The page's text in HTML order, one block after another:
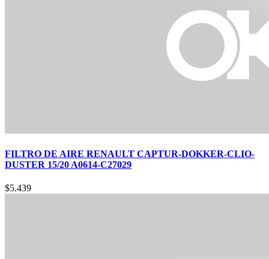
FILTRO DE AIRE RENAULT CAPTUR-DOKKER-CLIO-
DUSTER 15/20 A0614-C27029
$5.439